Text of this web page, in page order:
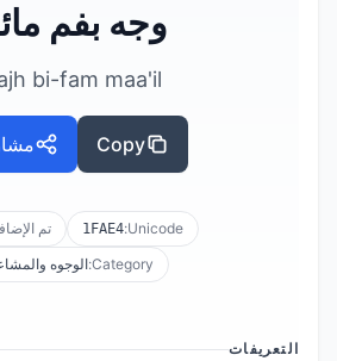
وجه بفم
bi-fam maa'il
Copy
Unicode:
1FAE4 تم
Category: الوجوه
التعريفات